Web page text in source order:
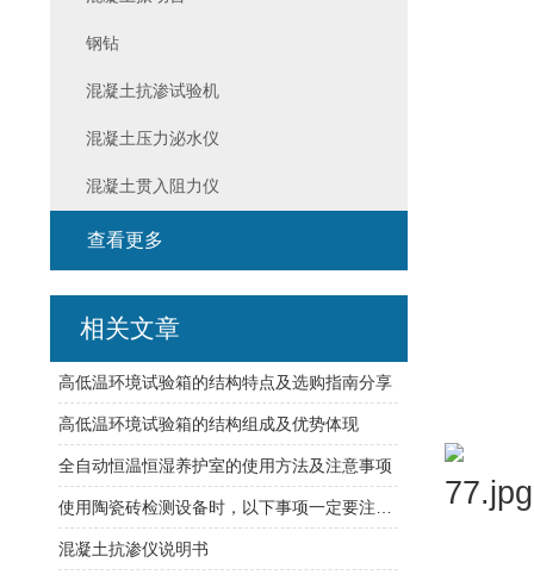
钢钻
混凝土抗渗试验机
混凝土压力泌水仪
混凝土贯入阻力仪
查看更多
相关文章
高低温环境试验箱的结构特点及选购指南分享
高低温环境试验箱的结构组成及优势体现
全自动恒温恒湿养护室的使用方法及注意事项
混凝土抗渗仪说明书